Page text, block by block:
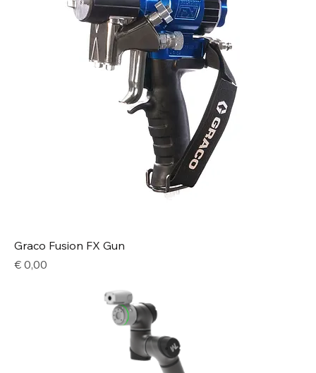
Graco Fusion FX Gun
Price
€ 0,00